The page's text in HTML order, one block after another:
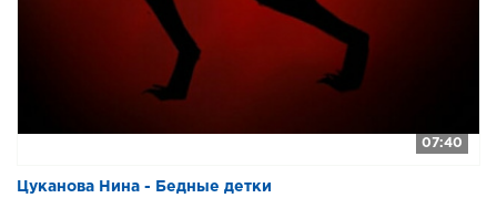
07:40
Цуканова Нина - Бедные детки